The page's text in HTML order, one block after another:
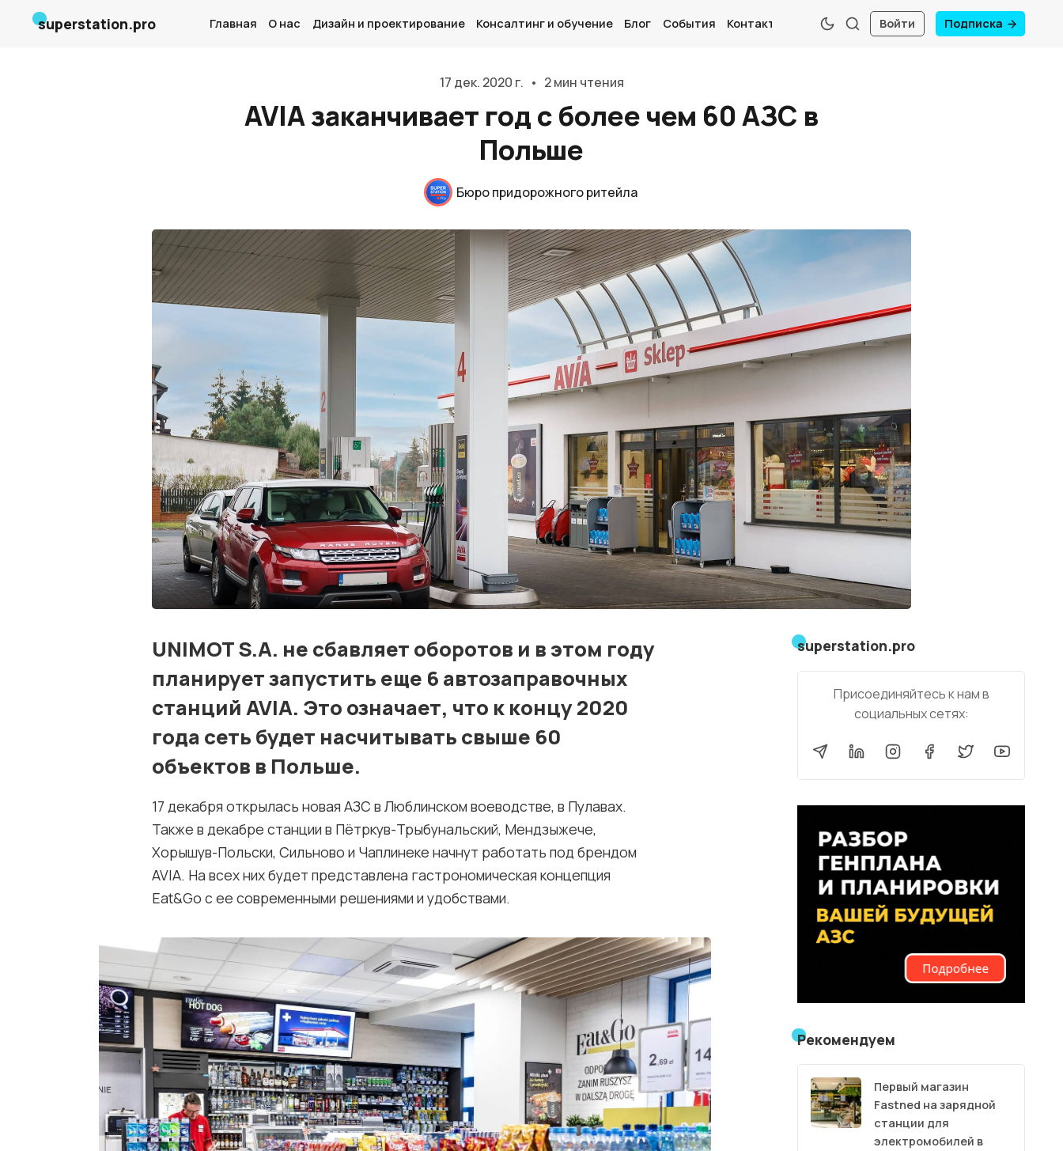
Главная
О нас
Консалтинг и обучение
Блог
События
Контакты
Лучшие АЗС мира
Мнения
Видео
Подписка
Условия использования материалов
Политика конфиденциальности и cookie
superstation.pro Главная О нас Дизайн и проектирование Консалтинг и обучение Блог События Контакты Войти Подписка
17 дек. 2020 г. • 2 мин чтения
AVIA заканчивает год с более чем 60 АЗС в
Польше
Бюро придорожного ритейла
UNIMOT S.A. не сбавляет оборотов и в этом году
планирует запустить еще 6 автозаправочных
станций AVIA. Это означает, что к концу 2020
года сеть будет насчитывать свыше 60
объектов в Польше.
17 декабря открылась новая АЗС в Люблинском воеводстве, в Пулавах.
Также в декабре станции в Пётркув-Трыбунальский, Мендзыжече,
Хорышув-Польски, Сильново и Чаплинеке начнут работать под брендом
AVIA. На всех них будет представлена ​​гастрономическая концепция
Eat&Go с ее современными решениями и удобствами.
superstation.pro
Присоединяйтесь к нам в
социальных сетях:
Рекомендуем
Первый магазин
Fastned на зарядной
станции для
электромобилей в